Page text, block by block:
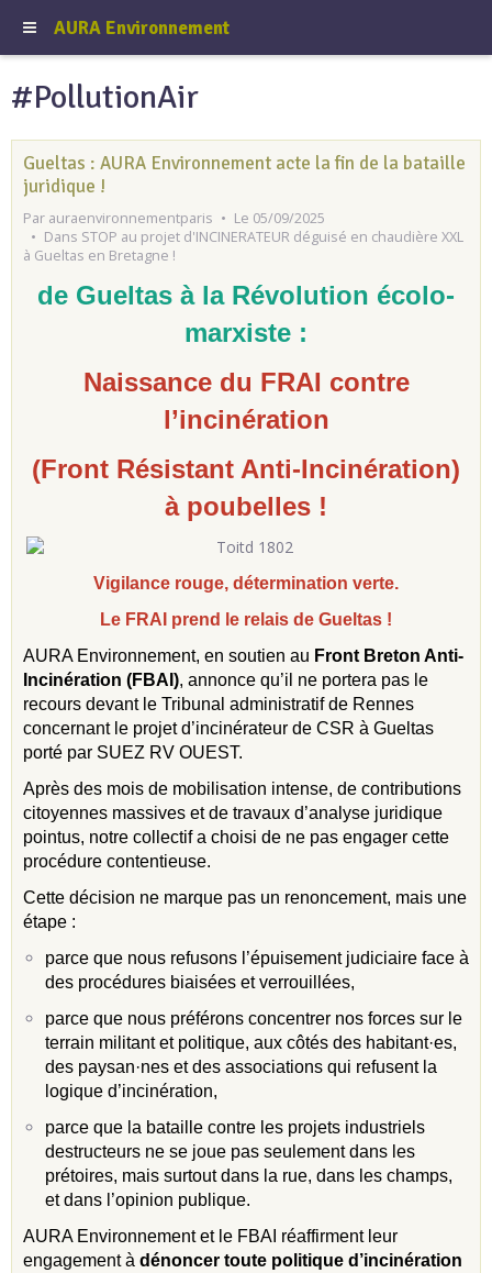
AURA Environnement
#PollutionAir
Gueltas : AURA Environnement acte la fin de la bataille
juridique !
Par auraenvironnementparis
Le 05/09/2025
Dans STOP au projet d'INCINERATEUR déguisé en chaudière XXL
à Gueltas en Bretagne !
de Gueltas à la Révolution écolo-
marxiste :
Naissance du FRAI contre
l’incinération
(Front Résistant Anti-Incinération)
à poubelles !
Vigilance rouge, détermination verte.
Le FRAI prend le relais de Gueltas !
AURA Environnement, en soutien au Front Breton Anti-
Incinération (FBAI), annonce qu’il ne portera pas le
recours devant le Tribunal administratif de Rennes
concernant le projet d’incinérateur de CSR à Gueltas
porté par SUEZ RV OUEST.
Après des mois de mobilisation intense, de contributions
citoyennes massives et de travaux d’analyse juridique
pointus, notre collectif a choisi de ne pas engager cette
procédure contentieuse.
Cette décision ne marque pas un renoncement, mais une
étape :
parce que nous refusons l’épuisement judiciaire face à
des procédures biaisées et verrouillées,
parce que nous préférons concentrer nos forces sur le
terrain militant et politique, aux côtés des habitant·es,
des paysan·nes et des associations qui refusent la
logique d’incinération,
parce que la bataille contre les projets industriels
destructeurs ne se joue pas seulement dans les
prétoires, mais surtout dans la rue, dans les champs,
et dans l’opinion publique.
AURA Environnement et le FBAI réaffirment leur
engagement à dénoncer toute politique d’incinération